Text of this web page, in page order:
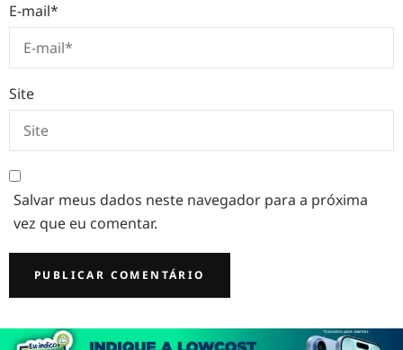
E-mail*
Site
Salvar meus dados neste navegador para a próxima
vez que eu comentar.